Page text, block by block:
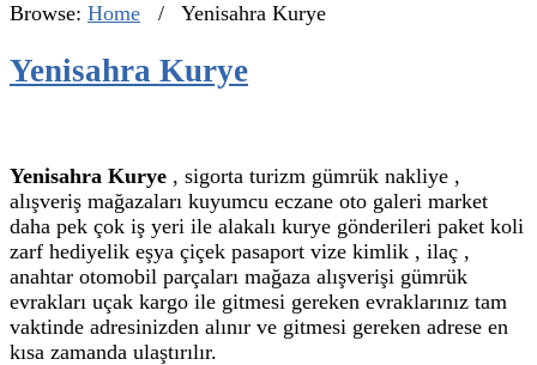
Browse: Home / Yenisahra Kurye
Yenisahra Kurye
Yenisahra Kurye , sigorta turizm gümrük nakliye ,
alışveriş mağazaları kuyumcu eczane oto galeri market
daha pek çok iş yeri ile alakalı kurye gönderileri paket koli
zarf hediyelik eşya çiçek pasaport vize kimlik , ilaç ,
anahtar otomobil parçaları mağaza alışverişi gümrük
evrakları uçak kargo ile gitmesi gereken evraklarınız tam
vaktinde adresinizden alınır ve gitmesi gereken adrese en
kısa zamanda ulaştırılır.